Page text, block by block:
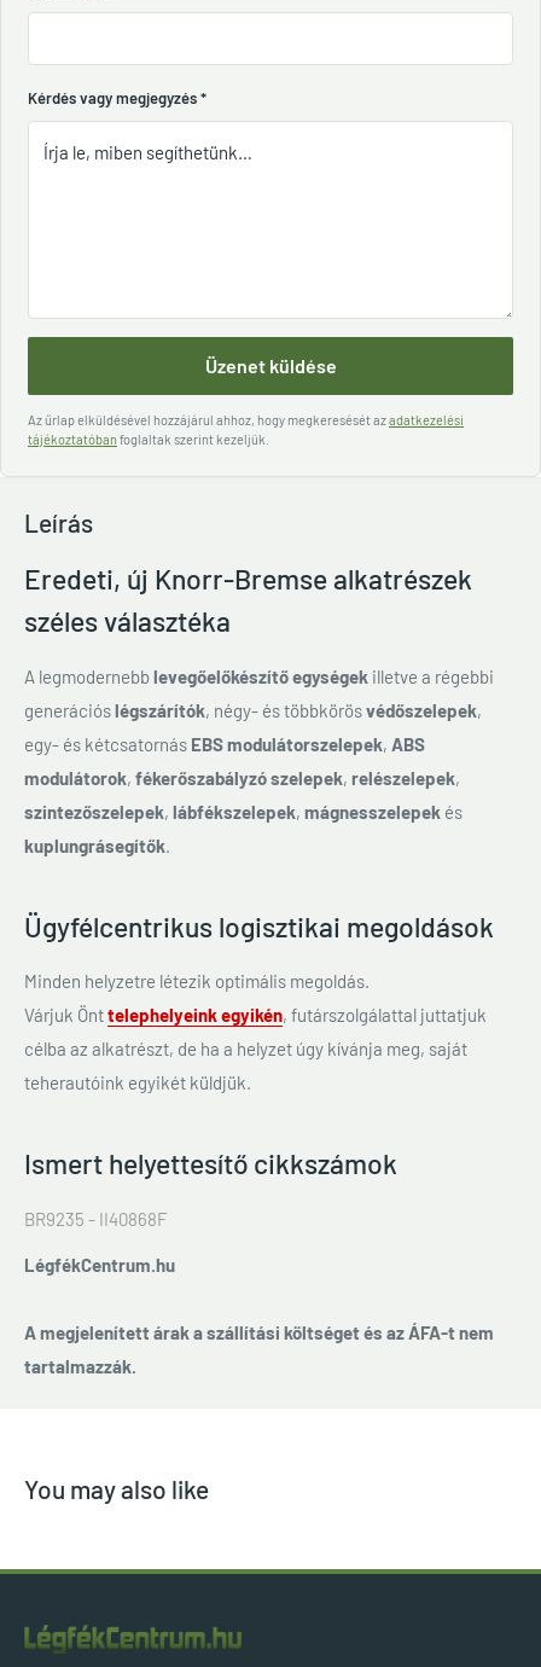
Kérdés vagy megjegyzés*
Üzenet küldése
Az űrlap elküldésével hozzájárul ahhoz, hogy megkeresését azadatkezelési
tájékoztatóban foglaltak szerint kezeljük.
Leírás
Eredeti, új Knorr-Bremse alkatrészek
széles választéka
A legmodernebblevegőelőkészítő egységek illetve a régebbi
generációslégszárítók, négy- és többkörösvédőszelepek,
egy- és kétcsatornás EBS modulátorszelepek, ABS
modulátorok, fékerőszabályzó szelepek, relészelepek,
szintezőszelepek, lábfékszelepek, mágnesszelepek és
kuplungrásegítők.
Ügyfélcentrikus logisztikai megoldások
Minden helyzetre létezik optimális megoldás.
Várjuk Önttelephelyeink egyikén, futárszolgálattal juttatjuk
célba az alkatrészt, de ha a helyzet úgy kívánja meg, saját
teherautóink egyikét küldjük.
Ismert helyettesítő cikkszámok
BR9235 - II40868F
LégfékCentrum.hu
A megjelenített árak a szállítási költséget és az ÁFA-t nem
tartalmazzák.
You may also like